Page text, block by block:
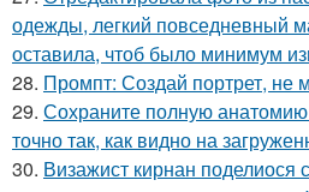
одежды, легкий повседневный
оставила, чтоб было минимум
28. Промпт: Создай портрет, не
29. Сохраните полную анатомию
точно так, как видно на
30. Визажист кирнан поделиося